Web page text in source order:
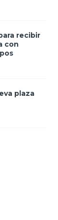
recibir
con
plaza